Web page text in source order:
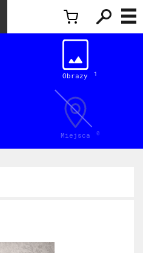
Obrazy 1
Miejsca 0